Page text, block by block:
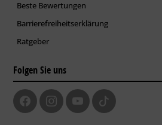
Beste Bewertungen
Barrierefreiheitserklärung
Ratgeber
Folgen Sie uns